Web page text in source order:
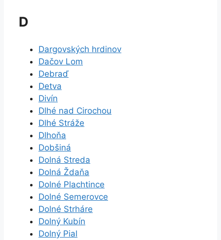
D
Dargovských hrdinov
Dačov Lom
Debraď
Detva
Divín
Dlhé nad Cirochou
Dlhé Stráže
Dlhoňa
Dobšiná
Dolná Streda
Dolná Ždaňa
Dolné Plachtince
Dolné Semerovce
Dolné Strháre
Dolný Kubín
Dolný Pial